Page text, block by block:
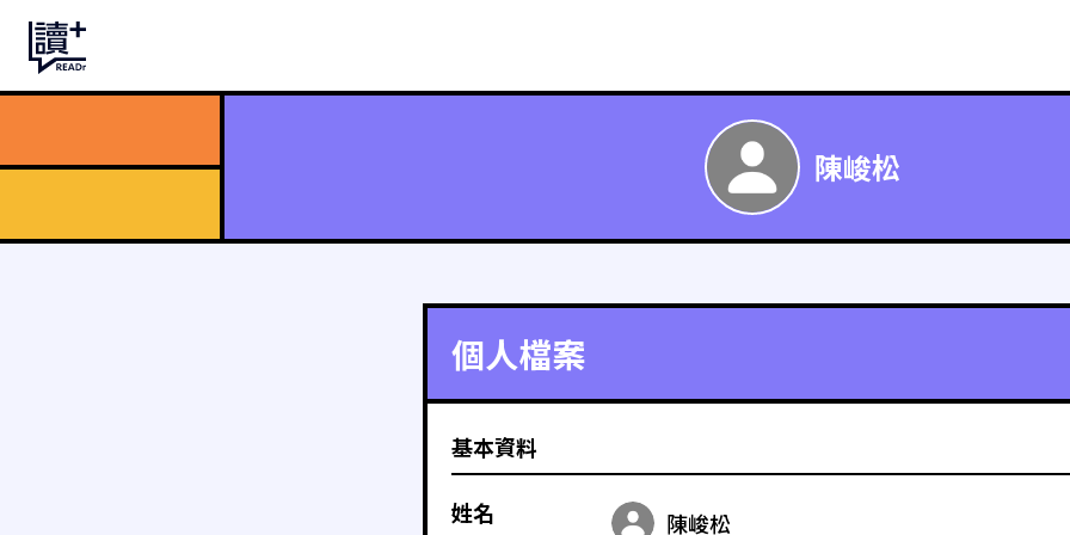
陳峻松
個人檔案
基本資料
姓名 陳峻松